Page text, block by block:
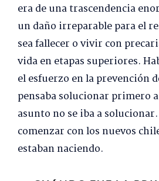
era de una trascendencia
un daño irreparable para el
sea fallecer o vivir con
vida en etapas superiores.
el esfuerzo en la prevención
pensaba solucionar primero
asunto no se iba a
comenzar con los nuevos
estaban naciendo.